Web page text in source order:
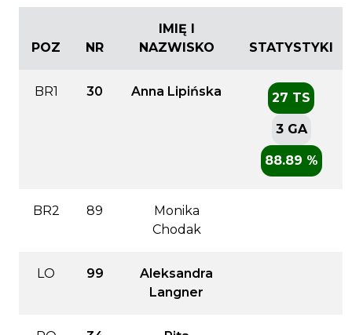
POZ NR
IMIĘ I
NAZWISKO
STATYSTYKI
BR1 30 Anna Lipińska 27 TS
3 GA
88.89 %
BR2 89
Monika
Chodak
LO 99
Aleksandra
Langner